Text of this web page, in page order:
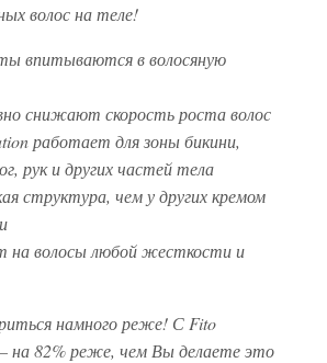
волос на теле!
впитываются в волосяную
снижают скорость роста волос
работает для зоны бикини,
рук и других частей тела
структура, чем у других кремом
на волосы любой жесткости и
намного реже! С Fito
на 82% реже, чем Вы делаете это